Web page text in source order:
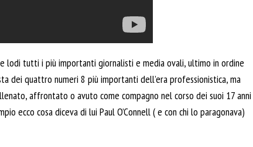
lodi tutti i più importanti giornalisti e media ovali, ultimo in ordine
dei quattro numeri 8 più importanti dell’era professionistica, ma
affrontato o avuto come compagno nel corso dei suoi 17 anni
ecco cosa diceva di lui Paul O’Connell ( e con chi lo paragonava)